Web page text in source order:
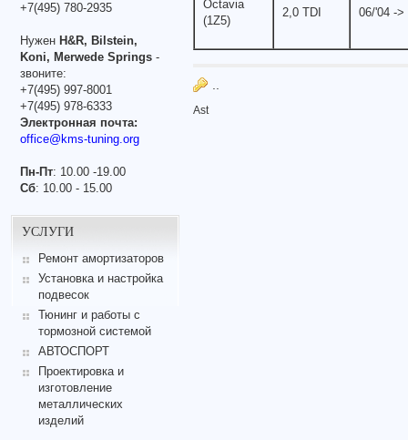
+7(495) 780-2935
Нужен H&R, Bilstein,
Koni, Merwede Springs -
звоните:
+7(495) 997-8001
+7(495) 978-6333
Электронная почта:
office@kms-tuning.org
Пн-Пт: 10.00 -19.00
Сб: 10.00 - 15.00
УСЛУГИ
Ремонт амортизаторов
Установка и настройка
подвесок
Тюнинг и работы с
тормозной системой
АВТОСПОРТ
Проектировка и
изготовление
металлических
изделий
Octavia
(1Z5)
2,0 TDI 06/'04 ->
Ast